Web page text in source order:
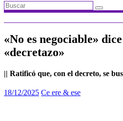
«No es negociable»
«decretazo»
|| Ratificó que, con el decreto, se
18/12/2025 Ce ere & ese